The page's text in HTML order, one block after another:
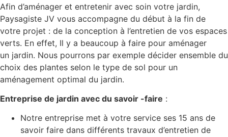
Afin d’aménager et entretenir avec soin votre jardin,
Paysagiste JV vous accompagne du début à la fin de
votre projet : de la conception à l’entretien de vos espaces
verts. En effet, Il y a beaucoup à faire pour aménager
un jardin. Nous pourrons par exemple décider ensemble du
choix des plantes selon le type de sol pour un
aménagement optimal du jardin.
Entreprise de jardin avec du savoir -faire :
Notre entreprise met à votre service ses 15 ans de
savoir faire dans différents travaux d’entretien de